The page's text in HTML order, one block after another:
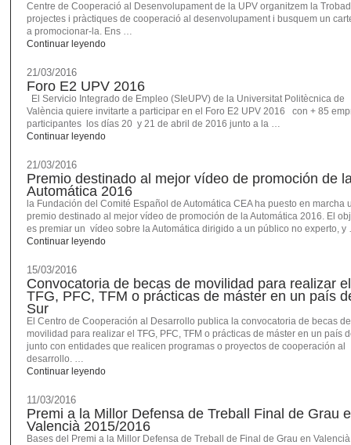
Centre de Cooperació al Desenvolupament de la UPV organitzem la
projectes i pràctiques de cooperació al desenvolupament i busquem un
a promocionar-la. Ens …
Continuar leyendo
21/03/2016
Foro E2 UPV 2016
El Servicio Integrado de Empleo (SIeUPV) de la Universitat Politècnica de
València quiere invitarte a participar en el Foro E2 UPV 2016 con + 85
participantes los días 20 y 21 de abril de 2016 junto a la …
Continuar leyendo
21/03/2016
Premio destinado al mejor vídeo de promoción de
Automática 2016
la Fundación del Comité Español de Automática CEA ha puesto en marcha
premio destinado al mejor vídeo de promoción de la Automática 2016. El
es premiar un vídeo sobre la Automática dirigido a un público no experto,
Continuar leyendo
15/03/2016
Convocatoria de becas de movilidad para realizar el
TFG, PFC, TFM o prácticas de máster en un país
Sur
El Centro de Cooperación al Desarrollo publica la convocatoria de becas de
movilidad para realizar el TFG, PFC, TFM o prácticas de máster en un país
junto con entidades que realicen programas o proyectos de cooperación al
desarrollo. …
Continuar leyendo
11/03/2016
Premi a la Millor Defensa de Treball Final de Grau
Valencià 2015/2016
Bases del Premi a la Millor Defensa de Treball de Final de Grau en